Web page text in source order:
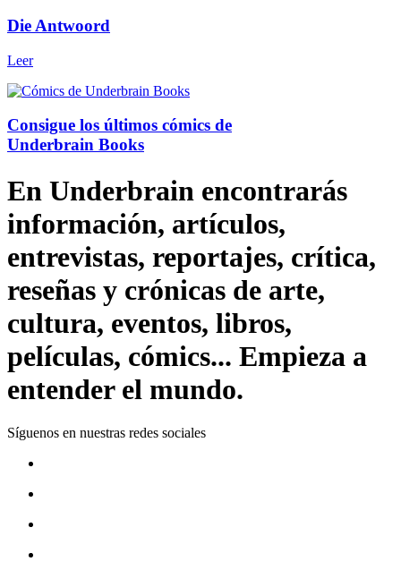
Die Antwoord
Leer
Consigue los últimos cómics de
Underbrain Books
En Underbrain encontrarás
información, artículos,
entrevistas, reportajes, crítica,
reseñas y crónicas de arte,
cultura, eventos, libros,
películas, cómics... Empieza a
entender el mundo.
Síguenos en nuestras redes sociales